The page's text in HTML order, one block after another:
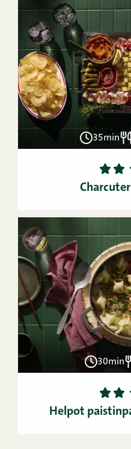
35min
1 2
30min
1 2
Helpot